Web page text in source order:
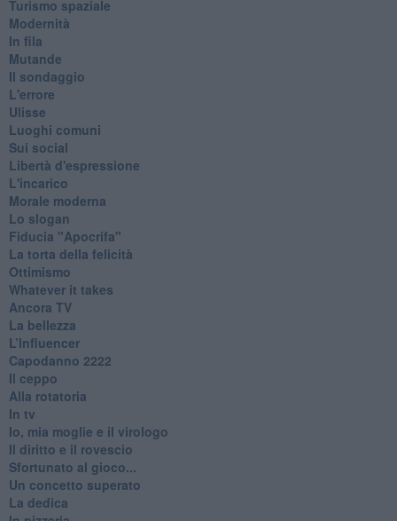
Turismo spaziale
Modernità
In fila
Mutande
Il sondaggio
L'errore
Ulisse
Luoghi comuni
Sui social
Libertà d'espressione
L'incarico
Morale moderna
Lo slogan
Fiducia "Apocrifa"
La torta della felicità
Ottimismo
Whatever it takes
Ancora TV
La bellezza
L’Influencer
​Capodanno 2222
Il ceppo
Alla rotatoria
In tv
Io, mia moglie e il virologo
Il diritto e il rovescio
Sfortunato al gioco...
Un concetto superato
La dedica